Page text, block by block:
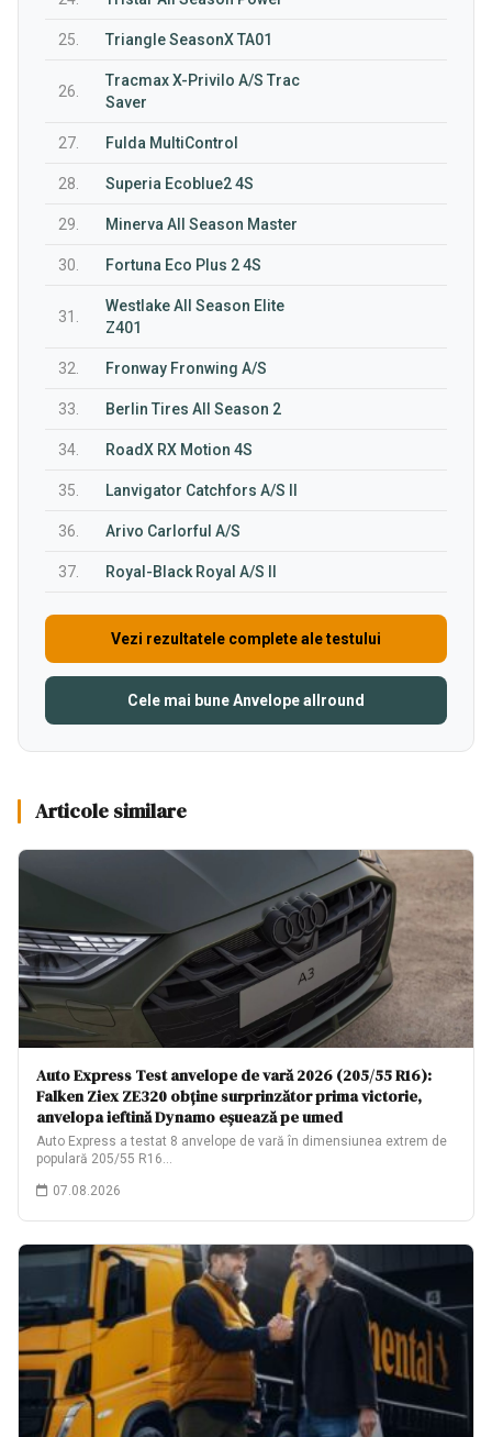
25. Triangle SeasonX TA01
26.
Tracmax X-Privilo A/S Trac
Saver
27. Fulda MultiControl
28. Superia Ecoblue2 4S
29. Minerva All Season Master
30. Fortuna Eco Plus 2 4S
31.
Westlake All Season Elite
Z401
32. Fronway Fronwing A/S
33. Berlin Tires All Season 2
34. RoadX RX Motion 4S
35. Lanvigator Catchfors A/S II
36. Arivo Carlorful A/S
37. Royal-Black Royal A/S II
Vezi rezultatele complete ale testului
Cele mai bune Anvelope allround
Articole similare
Auto Express Test anvelope de vară 2026 (205/55 R16):
Falken Ziex ZE320 obține surprinzător prima victorie,
anvelopa ieftină Dynamo eșuează pe umed
Auto Express a testat 8 anvelope de vară în dimensiunea extrem de
populară 205/55 R16…
07.08.2026